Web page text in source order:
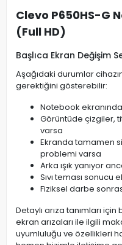
Clevo P650HS-G
(Full HD)
Başlıca Ekran Değişim
Aşağıdaki durumlar
gerektiğini gösterebilir:
Notebook
Görüntüde çizgiler,
varsa
Ekranda tamamen
problemi varsa
Arka ışık yanıyor
Sıvı teması
Fiziksel darbe
Detaylı arıza tanımları
ekran arızaları ile ilgili
uyumluluğu ve özellikleri